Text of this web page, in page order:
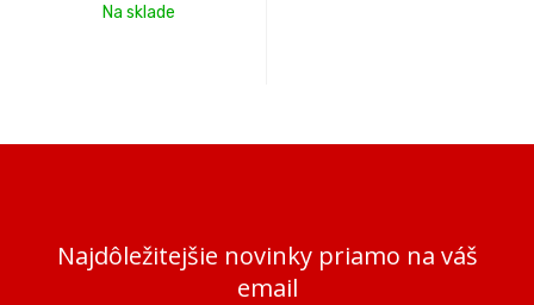
Na sklade
Najdôležitejšie novinky priamo na váš
email